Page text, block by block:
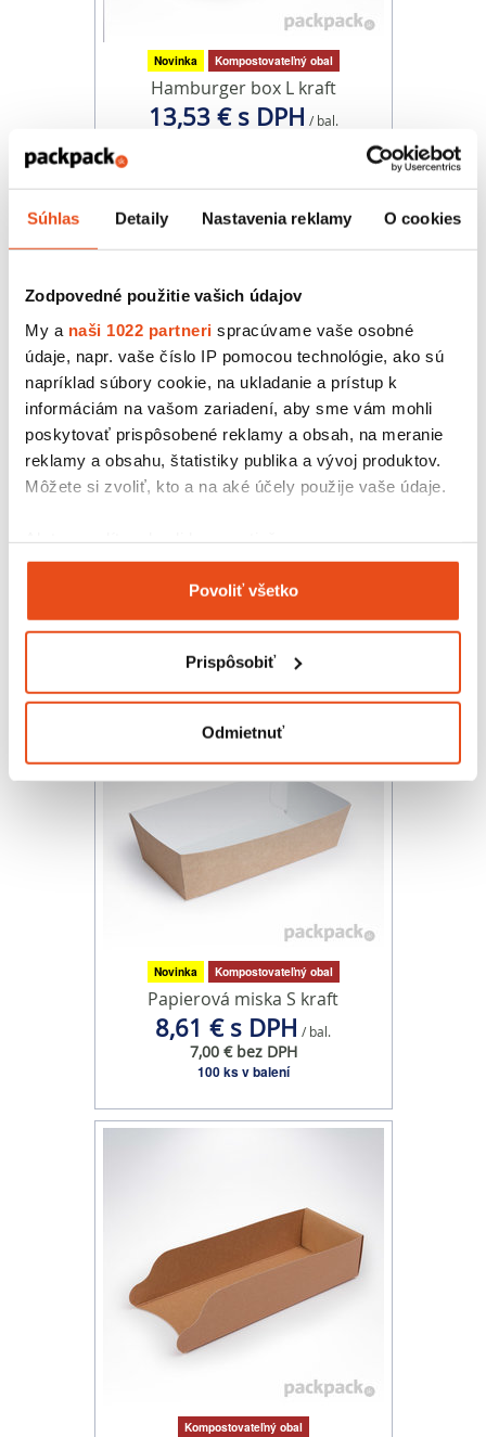
Súhlas Detaily Nastavenia reklamy O cookies
Zodpovedné použitie vašich údajov
My a naši 1022 partneri spracúvame vaše osobné
údaje, napr. vaše číslo IP pomocou technológie, ako sú
napríklad súbory cookie, na ukladanie a prístup k
informáciám na vašom zariadení, aby sme vám mohli
poskytovať prispôsobené reklamy a obsah, na meranie
reklamy a obsahu, štatistiky publika a vývoj produktov.
Môžete si zvoliť, kto a na aké účely použije vaše údaje.
Zhromažďovať informácie o vašej geografickej
polohe s presnosťou na niekoľko metrov
Identifikovať vaše zariadenie aktívnym
Viac informácií o tom, ako sa spracúvajú vaše osobné
údaje, nájdete v časti svašimi nastaveniami
o používaní súborov cookie.
Na prispôsobenie obsahu a reklám, poskytovanie funkcií
sociálnych médií a analýzu návštevnosti používame
súbory cookie. Informácie o tom, ako používate naše
oblasti sociálnych médií, inzercie a analýzy. Títo partneri
môžu príslušné informácie skombinovať s ďalšími
údajmi, ktoré ste im poskytli alebo ktoré od vás získali,
keď ste používali ich služby.
Povoliť všetko
Prispôsobiť
Odmietnuť
Novinka Kompostovateľný obal
Hamburger box L kraft
13,53 € s DPH / bal.
Pizza tácka trojuholník 210x185x20
8,61 € s DPH
7,00 € bez DPH
100 ks v balení
Novinka Kompostovateľný obal
Papierová miska S kraft
8,61 € s DPH / bal.
7,00 € bez DPH
100 ks v balení
Kompostovateľný obal